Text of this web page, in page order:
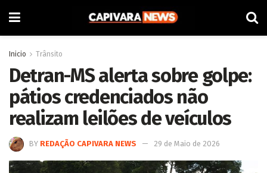
Inicio Trânsito
Detran-MS alerta sobre golpe:
pátios credenciados não
realizam leilões de veículos
BY REDAÇÃO CAPIVARA NEWS 29 de Maio de 2026